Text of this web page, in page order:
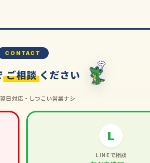
CONTACT
ご相談 ください
日対応・しつこい営業ナシ
L
LINEで相談